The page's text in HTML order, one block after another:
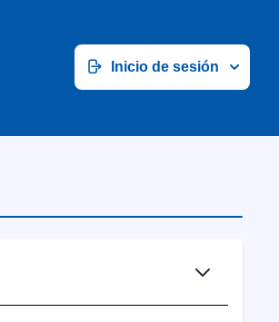
Inicio de sesión